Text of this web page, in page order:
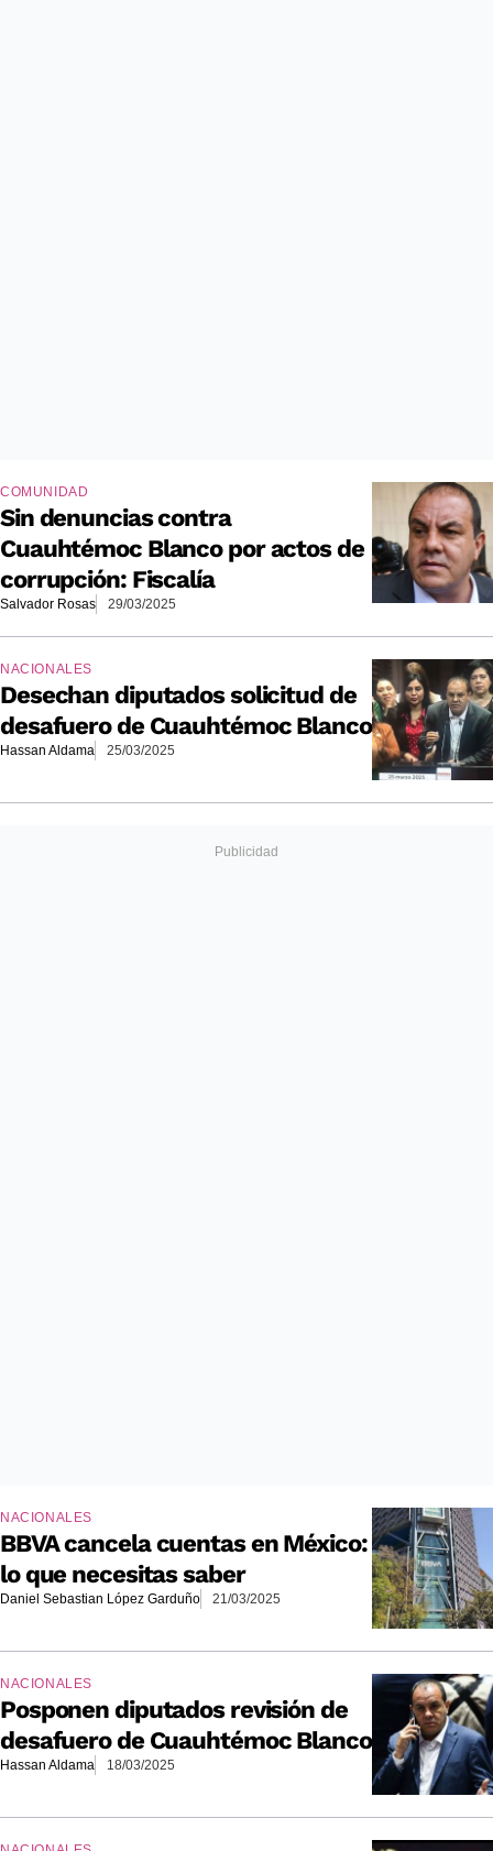
COMUNIDAD
Sin denuncias contra
Cuauhtémoc Blanco por actos de
corrupción: Fiscalía
Salvador Rosas 29/03/2025
NACIONALES
Desechan diputados solicitud de
desafuero de Cuauhtémoc Blanco
Hassan Aldama 25/03/2025
NACIONALES
BBVA cancela cuentas en México:
lo que necesitas saber
Daniel Sebastian López Garduño 21/03/2025
NACIONALES
Posponen diputados revisión de
desafuero de Cuauhtémoc Blanco
Hassan Aldama 18/03/2025